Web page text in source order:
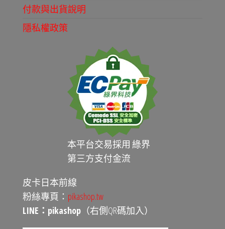
付款與出貨說明
隱私權政策
本平台交易採用 綠界
第三方支付金流
皮卡日本前線
粉絲專頁： pikashop.tw
LINE：pikashop （右側QR碼加入）